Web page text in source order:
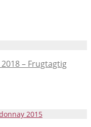
– Frugtagtig